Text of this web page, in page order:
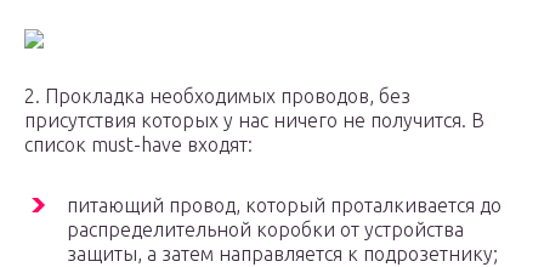
2. Прокладка необходимых проводов, без
присутствия которых у нас ничего не получится. В
список must-have входят:
питающий провод, который проталкивается до
распределительной коробки от устройства
защиты, а затем направляется к подрозетнику;